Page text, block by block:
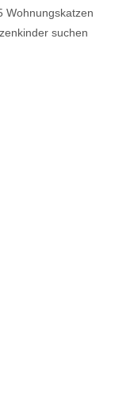
Wohnungskatzen
suchen